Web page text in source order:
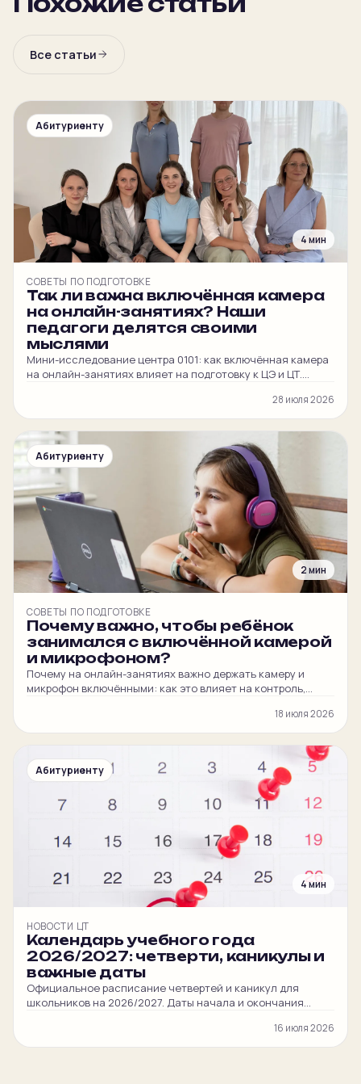
Все статьи
Абитуриенту
4 мин
СОВЕТЫ ПО ПОДГОТОВКЕ
Так ли важна включённая камера
на онлайн-занятиях? Наши
педагоги делятся своими
мыслями
Мини-исследование центра 0101: как включённая камера
на онлайн-занятиях влияет на подготовку к ЦЭ и ЦТ.
28 июля 2026
Абитуриенту
2 мин
СОВЕТЫ ПО ПОДГОТОВКЕ
Почему важно, чтобы ребёнок
занимался с включённой камерой
и микрофоном?
Почему на онлайн-занятиях важно держать камеру и
микрофон включёнными: как это влияет на контроль,
18 июля 2026
Абитуриенту
4 мин
НОВОСТИ ЦТ
Календарь учебного года
2026/2027: четверти, каникулы и
важные даты
Официальное расписание четвертей и каникул для
школьников на 2026/2027. Даты начала и окончания
Отдельные даты для 9–11 классов, кадетов и младшей
школы.
16 июля 2026